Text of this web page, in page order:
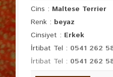
Cins : Maltese Terrier
Renk : beyaz
Cinsiyet : Erkek
İrtibat Tel : 0541 262
İrtibat Tel : 0541 262